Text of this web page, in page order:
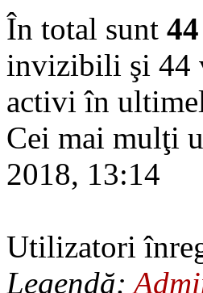
În total sunt 44
invizibili şi 44
activi în
Cei mai mulţi
2018, 13:14
Utilizatori
Legendă: